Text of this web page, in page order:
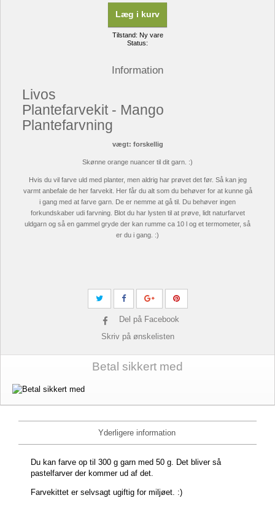
Læg i kurv
Tilstand: Ny vare
Status:
Information
Livos
Plantefarvekit - Mango
Plantefarvning
vægt: forskellig
Skønne orange nuancer til dit garn. :)
Hvis du vil farve uld med planter, men aldrig har prøvet det før. Så kan jeg
varmt anbefale de her farvekit. Her får du alt som du behøver for at kunne gå
i gang med at farve garn. De er nemme at gå til. Du behøver ingen
forkundskaber udi farvning. Blot du har lysten til at prøve, lidt naturfarvet
uldgarn og så en gammel gryde der kan rumme ca 10 l og et termometer, så
er du i gang. :)
Del på Facebook
Skriv på ønskelisten
Betal sikkert med
Yderligere information
Du kan farve op til 300 g garn med 50 g. Det bliver så
pastelfarver der kommer ud af det.
Farvekittet er selvsagt ugiftig for miljøet. :)